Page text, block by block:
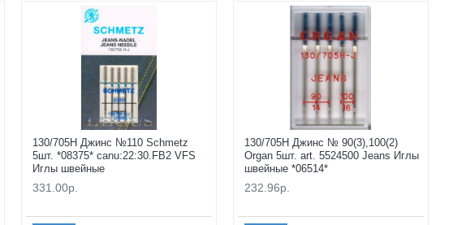
130/705H Джинс №110 Schmetz
5шт. *08375* canu:22:30.FB2 VFS
Иглы швейные
331.00р.
130/705H Джинс № 90(3),100(2)
Organ 5шт. art. 5524500 Jeans Иглы
швейные *06514*
232.96р.